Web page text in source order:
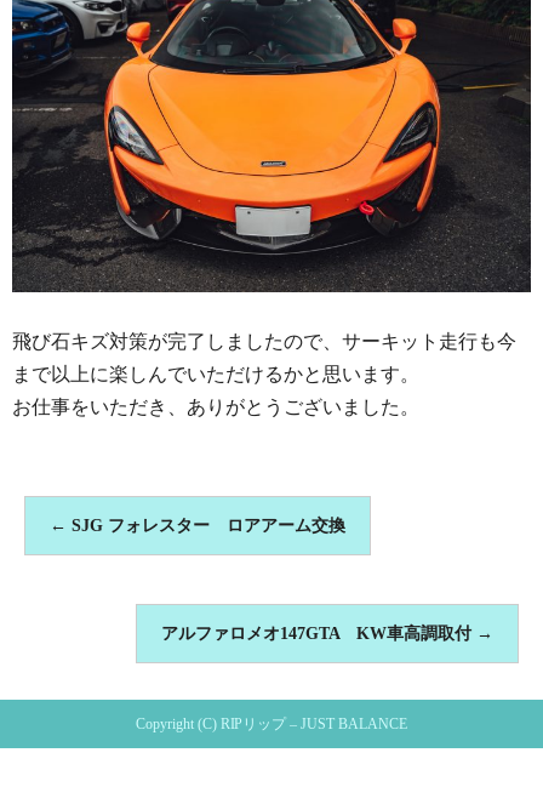
飛び石キズ対策が完了しましたので、サーキット走行も今
まで以上に楽しんでいただけるかと思います。
お仕事をいただき、ありがとうございました。
← SJG フォレスター ロアアーム交換
アルファロメオ147GTA KW車高調取付 →
Copyright (C) RIPリップ – JUST BALANCE